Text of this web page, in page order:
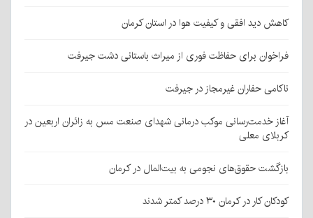
کاهش دید افقی و کیفیت هوا در استان کرمان
فراخوان برای حفاظت فوری از میراث باستانی دشت جیرفت
ناکامی حفاران غیرمجاز در جیرفت
آغاز خدمت‌رسانی موکب درمانی شهدای صنعت مس به زائران اربعین در
کربلای معلی
بازگشت حقوق‌های نجومی به بیت‌المال در کرمان
کودکان کار در کرمان ۳۰ درصد کمتر شدند